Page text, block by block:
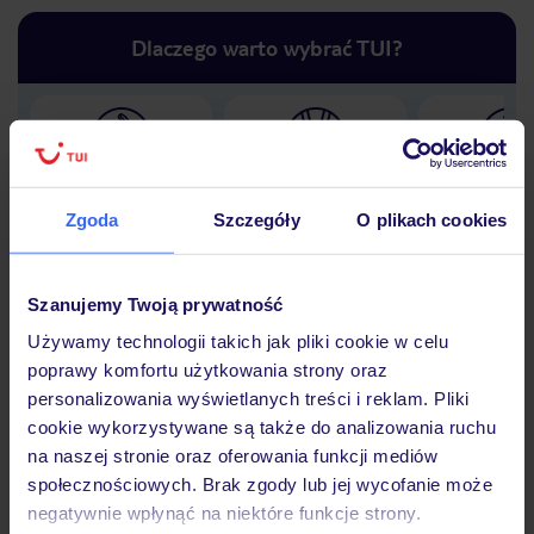
Zgoda Szczegóły O plikach cookies
Szanujemy Twoją prywatność
Używamy technologii takich jak pliki cookie w celu
poprawy komfortu użytkowania strony oraz
personalizowania wyświetlanych treści i reklam. Pliki
cookie wykorzystywane są także do analizowania ruchu
na naszej stronie oraz oferowania funkcji mediów
społecznościowych. Brak zgody lub jej wycofanie może
negatywnie wpłynąć na niektóre funkcje strony.
Dlaczego warto wybrać TUI?
podróży w Polsce
Hotel
Opinie